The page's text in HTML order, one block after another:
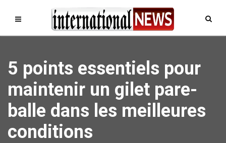
5 points essentiels pour
maintenir un gilet pare-
balle dans les meilleures
conditions